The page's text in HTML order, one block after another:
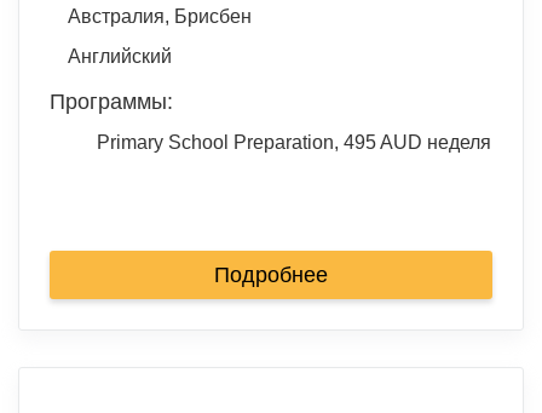
Австралия, Брисбен
Английский
Программы:
Primary School Preparation, 495 AUD неделя
Подробнее